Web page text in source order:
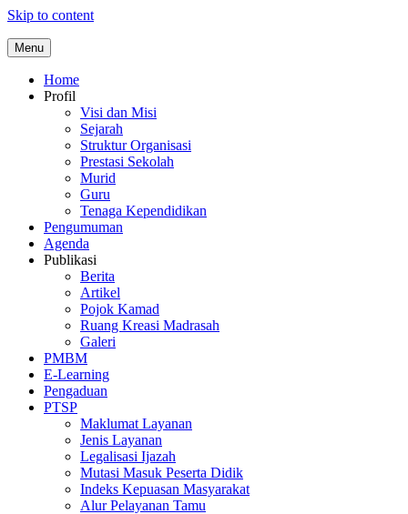
Skip to content
Menu
Home
Profil
Visi dan Misi
Sejarah
Struktur Organisasi
Prestasi Sekolah
Murid
Guru
Tenaga Kependidikan
Pengumuman
Agenda
Publikasi
Berita
Artikel
Pojok Kamad
Ruang Kreasi Madrasah
Galeri
PMBM
E-Learning
Pengaduan
PTSP
Maklumat Layanan
Jenis Layanan
Legalisasi Ijazah
Mutasi Masuk Peserta Didik
Indeks Kepuasan Masyarakat
Alur Pelayanan Tamu